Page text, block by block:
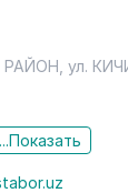
РАЙОН ул.
Показать